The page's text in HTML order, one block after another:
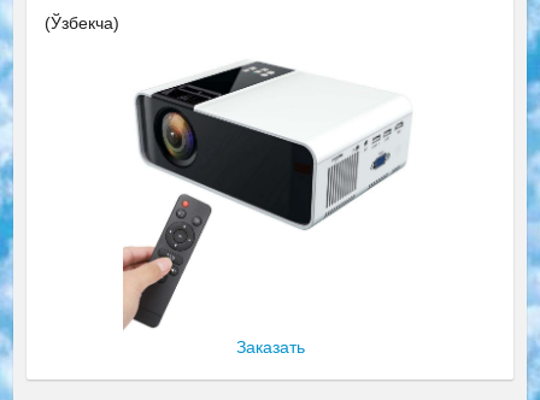
(Ўзбекча)
Заказать